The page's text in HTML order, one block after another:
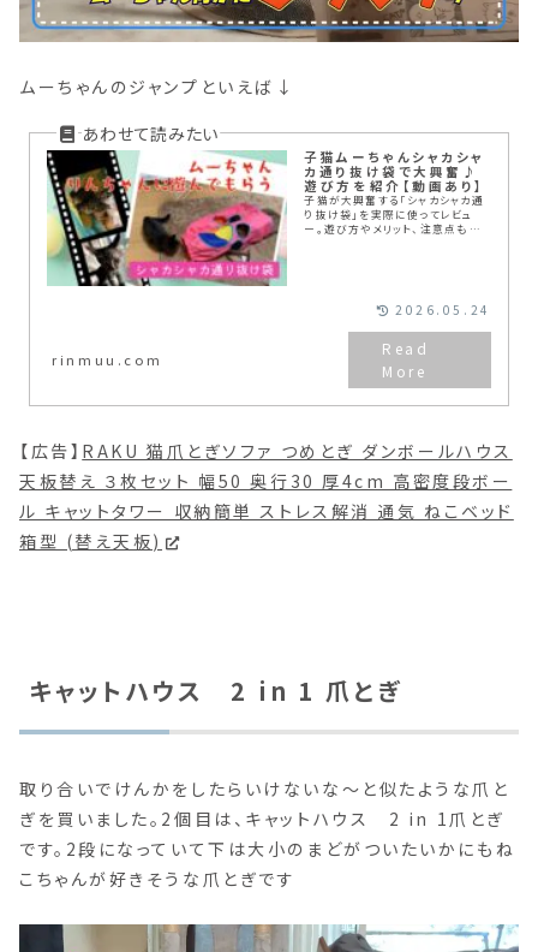
ムーちゃんのジャンプといえば↓
子猫ムーちゃんシャカシャ
カ通り抜け袋で大興奮♪
遊び方を紹介【動画あり】
子猫が大興奮する「シャカシャカ通
り抜け袋」を実際に使ってレビュ
ー。遊び方やメリット、注意点もわ
rinmuu.com
2026.05.24
【広告】 RAKU 猫爪とぎソファ つめとぎ ダンボールハウス
天板替え ３枚セット 幅50 奥行30 厚4cm 高密度段ボー
ル キャットタワー 収納簡単 ストレス解消 通気 ねこベッド
箱型 (替え天板)
キャットハウス 2 in 1 爪とぎ
取り合いでけんかをしたらいけないな～と似たような爪と
ぎを買いました。2個目は、キャットハウス 2 in 1爪とぎ
です。2段になっていて下は大小のまどがついたいかにもね
こちゃんが好きそうな爪とぎです